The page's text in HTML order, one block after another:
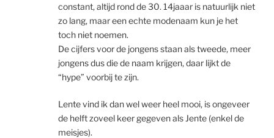
constant, altijd rond de 30. 14jaaar is natuurlijk niet
zo lang, maar een echte modenaam kun je het
toch niet noemen.
De cijfers voor de jongens staan als tweede, meer
jongens dus die de naam krijgen, daar lijkt de
“hype” voorbij te zijn.
Lente vind ik dan wel weer heel mooi, is ongeveer
de helft zoveel keer gegeven als Jente (enkel de
meisjes).